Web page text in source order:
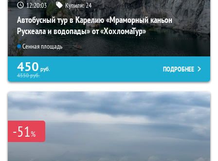
12:20:02 Купили:24
Автобусный тур в Карелию «Мраморный каньон
Рускеала и водопады» от «ХохломаТур»
Сенная площадь
450 руб.
4550руб.
ПОДРОБНЕЕ
-51%